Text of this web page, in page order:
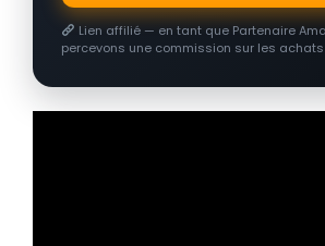
Lien affilié — en tant que Partenaire
percevons une commission sur les